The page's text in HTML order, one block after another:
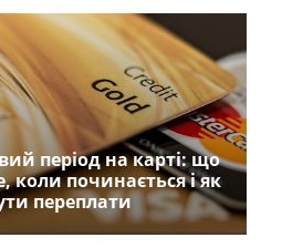
період на карті: що
коли починається і як
переплати